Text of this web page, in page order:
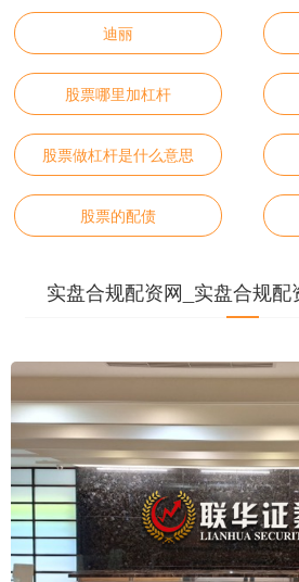
迪丽
股票哪里加杠杆
股票做杠杆是什么意思
股票的配债
实盘合规配资网_实盘合规